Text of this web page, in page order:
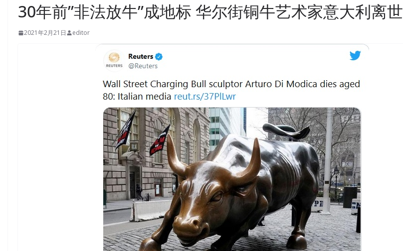
30年前”非法放牛”成地标 华尔街铜牛艺术家意大利离世
2021年2月21日 editor